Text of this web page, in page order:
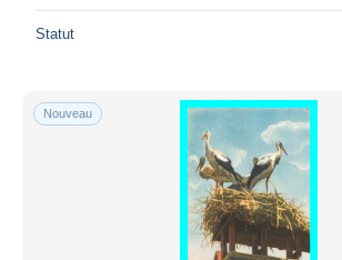
Statut
Nouveau